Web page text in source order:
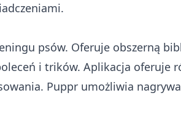
psów. Oferuje obszerną
i trików. Aplikacja oferuje
Puppr umożliwia